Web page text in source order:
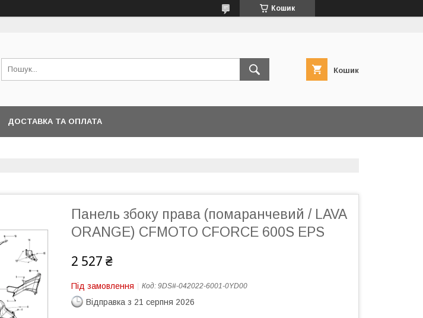
Кошик
Кошик
ДОСТАВКА ТА ОПЛАТА
Панель збоку права (помаранчевий / LAVA
ORANGE) CFMOTO CFORCE 600S EPS
2 527 ₴
Під замовлення Код: 9DS#-042022-6001-0YD00
Відправка з 21 серпня 2026